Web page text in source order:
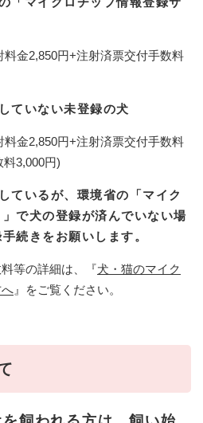
金2,850円+注射済票交付手数料
ていない未登録の犬
金2,850円+注射済票交付手数料
3,000円)
ているが、環境省の「マイク
で犬の登録が済んでいない場
続きをお願いします。
等の詳細は、『犬・猫のマイク
』をご覧ください。